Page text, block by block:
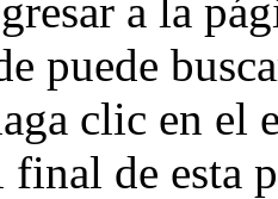
a la
puede
clic en el
de esta